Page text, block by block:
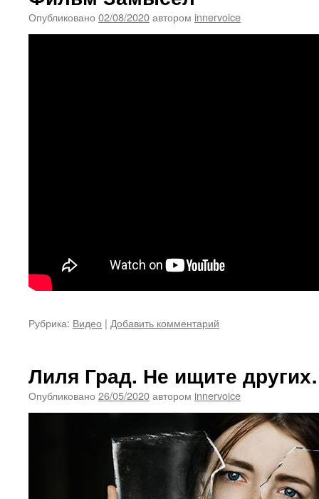
Опубликовано 02/08/2020автором innervoice
Рубрика: Видео | Добавить комментарий
Лиля Град. Не ищите
Опубликовано 26/05/2020автором innervoice